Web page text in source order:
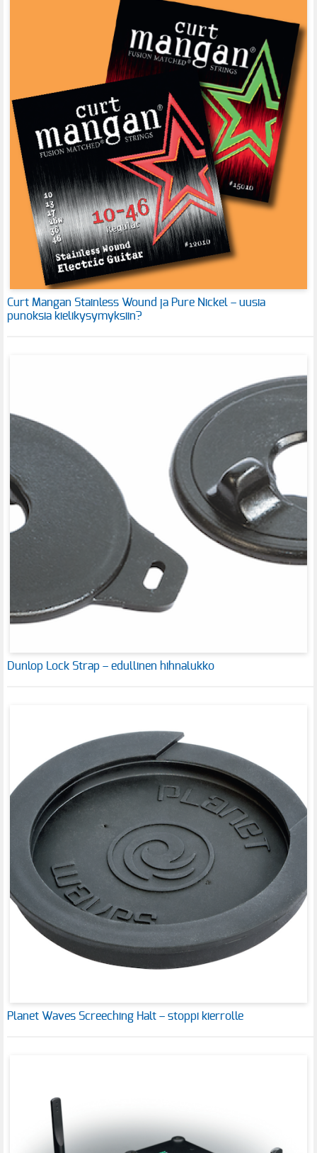
Curt Mangan Stainless Wound ja Pure Nickel – uusia
punoksia kielikysymyksiin?
Dunlop Lock Strap – edullinen hihnalukko
Planet Waves Screeching Halt – stoppi kierrolle